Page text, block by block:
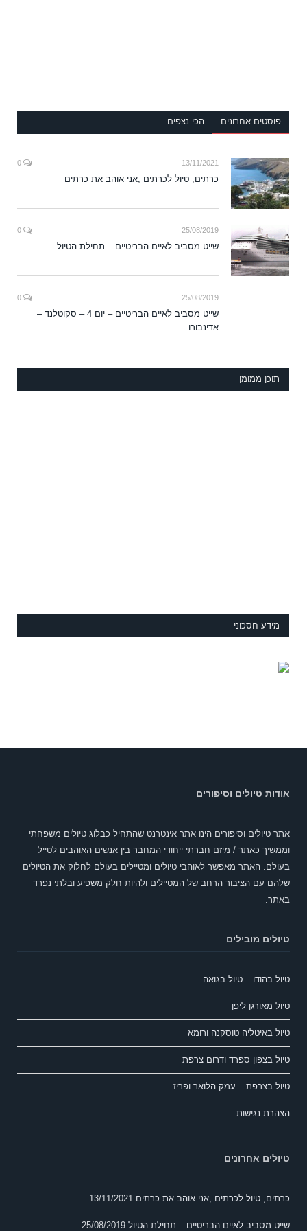
פוסטים אחרונים הכי נצפים
13/11/2021
כרתים, טיול לכרתים ,אני אוהב את כרתים
25/08/2019
שייט מסביב לאיים הבריטיים – תחילת הטיול
25/08/2019
שייט מסביב לאיים הבריטיים – יום 4 – סקוטלנד –
אדינבורו
תוכן ממומן
מידע חסכוני
אודות טיולים וסיפורים
אתר טיולים וסיפורים הינו אתר אינטרנט שהתחיל כבלוג טיולים משפחתי
וממשיך כאתר / מיזם חברתי ייחודי המחבר בין אנשים האוהבים לטייל
בעולם. האתר מאפשר לאוהבי טיולים ומטיילים בעולם לחלוק את הטיולים
שלהם עם הציבור הרחב של המטיילים ולהיות חלק משפיע ובלתי נפרד
באתר.
טיולים מובילים
טיול בהודו – טיול בגואה
טיול מאורגן ליפן
טיול באיטליה טוסקנה ורומא
טיול בצפון ספרד ודרום צרפת
טיול בצרפת – עמק הלואר ופריז
הצהרת נגישות
טיולים אחרונים
כרתים, טיול לכרתים ,אני אוהב את כרתים 13/11/2021
שייט מסביב לאיים הבריטיים – תחילת הטיול 25/08/2019